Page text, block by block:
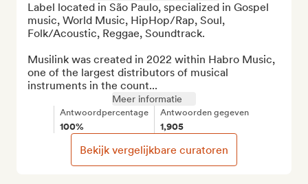
Label located in São Paulo, specialized in Gospel
music, World Music, HipHop/Rap, Soul,
Folk/Acoustic, Reggae, Soundtrack.
Musilink was created in 2022 within Habro Music,
one of the largest distributors of musical
instruments in the count...
Meer informatie
Antwoordpercentage
100%
Antwoorden gegeven
1,905
Bekijk vergelijkbare curatoren